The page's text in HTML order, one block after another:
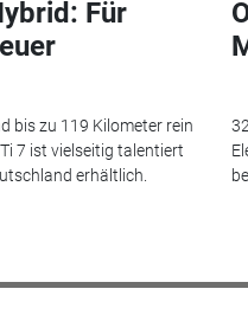
Für
bis zu 119 Kilometer rein
7 ist vielseitig talentiert
erhältlich.